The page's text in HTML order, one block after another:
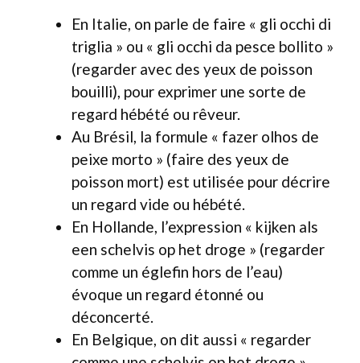
En Italie, on parle de faire « gli occhi di
triglia » ou « gli occhi da pesce bollito »
(regarder avec des yeux de poisson
bouilli), pour exprimer une sorte de
regard hébété ou rêveur.
Au Brésil, la formule « fazer olhos de
peixe morto » (faire des yeux de
poisson mort) est utilisée pour décrire
un regard vide ou hébété.
En Hollande, l’expression « kijken als
een schelvis op het droge » (regarder
comme un églefin hors de l’eau)
évoque un regard étonné ou
déconcerté.
En Belgique, on dit aussi « regarder